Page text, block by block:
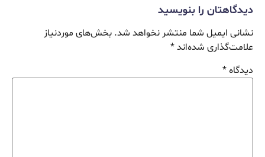
دیدگاهتان را بنویسید
نشانی ایمیل شما منتشر نخواهد شد. بخش‌های موردنیاز
علامت‌گذاری شده‌اند*
دیدگاه*